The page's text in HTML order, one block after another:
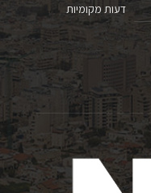
דעות מקומיות